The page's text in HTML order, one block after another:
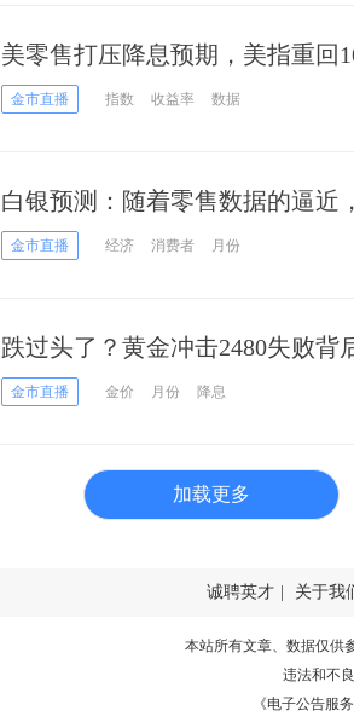
美零售打压降息预期，美指重回
近2430！
金市直播 指数 收益率 数据
白银预测：随着零售数据的逼近
美元
金市直播 经济 消费者 月份
跌过头了？黄金冲击2480失败背
数据”驾到
金市直播 金价 月份 降息
加载更多
诚聘英才 | 关于我
本站所有文章、数据仅供
违法和不
《电子公告服务